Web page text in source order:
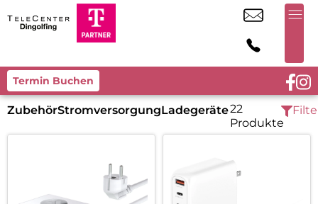
Termin Buchen
ZubehörStromversorgungLadegeräte22
Produkte